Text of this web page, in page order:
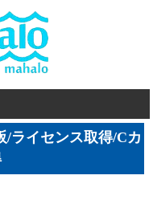
/ライセンス取得/Cカ